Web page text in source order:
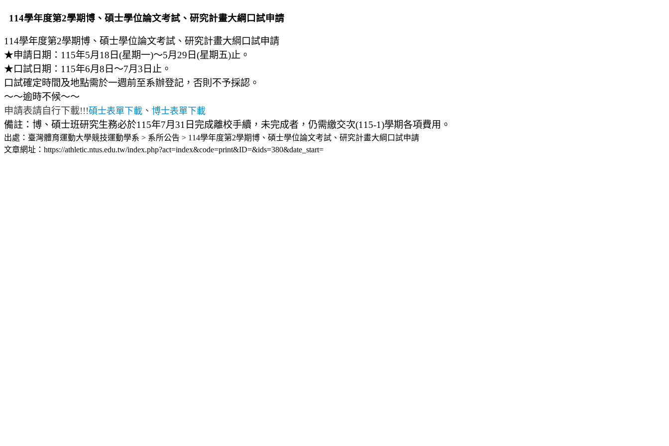
​​114學年度第2學期博、碩士學位論文考試、研究計畫大綱口試申請
​114學年度第2學期博、碩士學位論文考試、研究計畫大綱口試申請
★申請日期：115年5月18日(星期一)～5月29日(星期五)止。
★口試日期：115年6月8日～7月3日止。
口試確定時間及地點需於一週前至系辦登記，否則不予採認。
～～逾時不候～～
申請表請自行下載!!!碩士表單下載 、 博士表單下載
備註：博、碩士班研究生務必於115年7月31日完成離校手續，未完成者，仍需繳交次(115-1)學期各項費用。
出處：臺灣體育運動大學競技運動學系 > 系所公告 > ​​114學年度第2學期博、碩士學位論文考試、研究計畫大綱口試申請
文章網址：https://athletic.ntus.edu.tw/index.php?act=index&code=print&ID=&ids=380&date_start=